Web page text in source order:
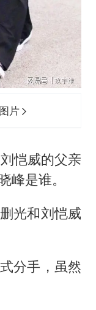
片
恺威的父亲
峰是谁。
光和刘恺威
分手，虽然